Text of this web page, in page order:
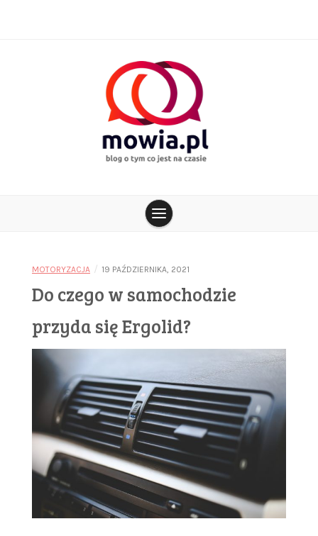
mowia.pl
MOTORYZACJA / 19 PAŹDZIERNIKA, 2021
Do czego w samochodzie
przyda się Ergolid?